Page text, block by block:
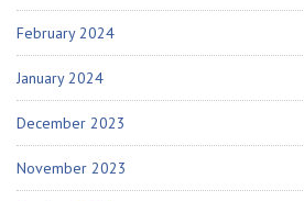
February 2024
January 2024
December 2023
November 2023